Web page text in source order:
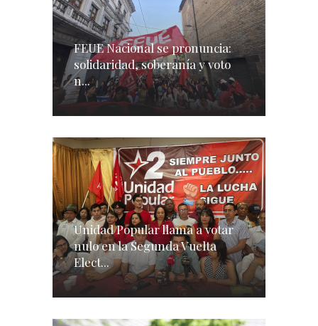
FEUE Nacional se pronuncia:
solidaridad, soberanía y voto
n...
Unidad Popular llama a votar
nulo en la Segunda Vuelta
Elect...